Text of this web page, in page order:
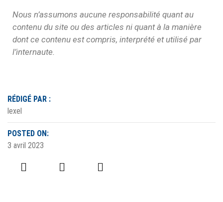
Nous n’assumons aucune responsabilité quant au
contenu du site ou des articles ni quant à la manière
dont ce contenu est compris, interprété et utilisé par
l’internaute.
RÉDIGÉ PAR :
lexel
POSTED ON:
3 avril 2023